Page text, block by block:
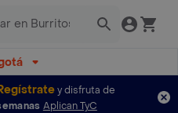
y disfruta de
Aplican TyC